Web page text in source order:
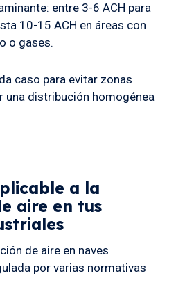
entre 3-6 ACH para
10-15 ACH en áreas con
o gases.
caso para evitar zonas
una distribución homogénea
a la
aire en tus
de aire en naves
por varias normativas